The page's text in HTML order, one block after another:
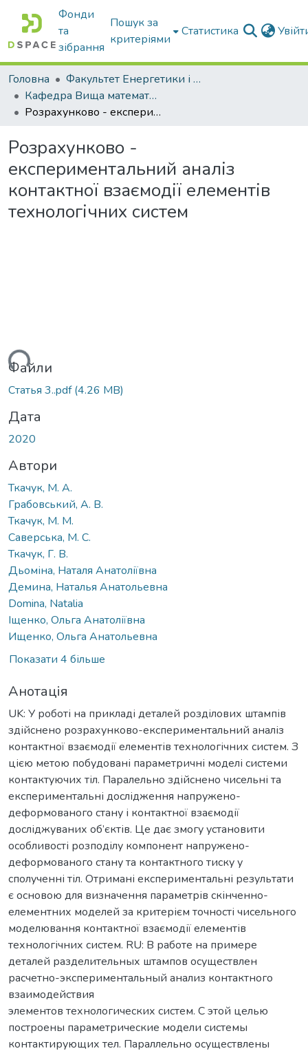
Фонди
та
зібрання
Пошук за
критеріями
Статистика
Головна
Факультет Енергетики і комп'ютерних технологій
Кафедра Вища математика та фізика
Розрахунково - експериментальний аналіз контактної взаємодії елементів технологічних систем
Розрахунково -
експериментальний аналіз
контактної взаємодії елементів
технологічних систем
Файли
Статья 3..pdf(4.26 MB)
Дата
2020
Автори
Ткачук, М. А.
Грабовський, А. В.
Ткачук, М. М.
Саверська, М. С.
Ткачук, Г. В.
Дьоміна, Наталя Анатоліївна
Демина, Наталья Анатольевна
Domina, Natalia
Іщенко, Ольга Анатоліївна
Ищенко, Ольга Анатольевна
Показати 4 більше
Анотація
UK: У роботі на прикладі деталей розділових штампів
здійснено розрахунково-експериментальний аналіз
контактної взаємодії елементів технологічних систем. З
цією метою побудовані параметричні моделі системи
контактуючих тіл. Паралельно здійснено чисельні та
експериментальні дослідження напружено-
деформованого стану і контактної взаємодії
досліджуваних об’єктів. Це дає змогу установити
особливості розподілу компонент напружено-
деформованого стану та контактного тиску у
сполученні тіл. Отримані експериментальні результати
є основою для визначення параметрів скінченно-
елементних моделей за критерієм точності чисельного
моделювання контактної взаємодії елементів
технологічних систем. RU: В работе на примере
деталей разделительных штампов осуществлен
расчетно-экспериментальный анализ контактного
взаимодействия
элементов технологических систем. С этой целью
построены параметрические модели системы
контактирующих тел. Параллельно осуществлены